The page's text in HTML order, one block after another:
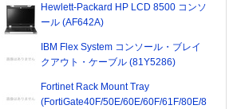
Hewlett-Packard HP LCD 8500 コンソ
ール (AF642A)
IBM Flex System コンソール・ブレイ
クアウト・ケーブル (81Y5286)
Fortinet Rack Mount Tray
(FortiGate40F/50E/60E/60F/61F/80E/8